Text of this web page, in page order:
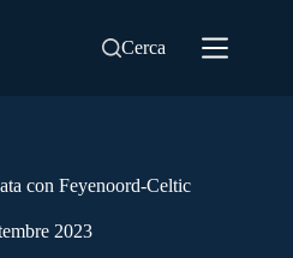
Cerca
con Feyenoord-Celtic
2023